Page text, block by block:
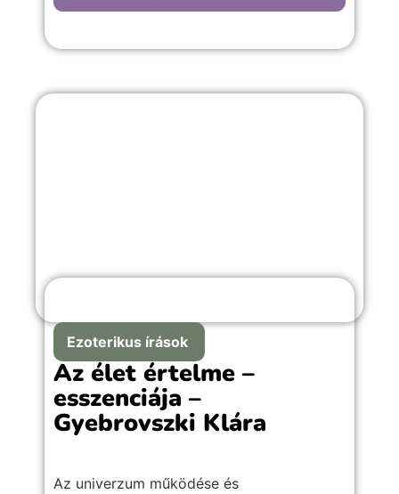
Ezoterikus írások
Az élet értelme –
esszenciája –
Gyebrovszki Klára
Az univerzum működése és